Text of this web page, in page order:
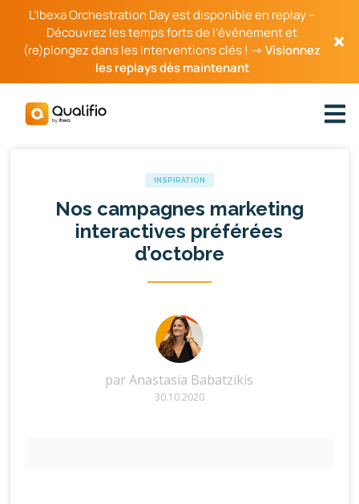
L’Ibexa Orchestration Day est disponible en replay –
Découvrez les temps forts de l’événement et
(re)plongez dans les interventions clés ! →Visionnez
les replays dès maintenant
INSPIRATION
Nos campagnes marketing
interactives préférées
d’octobre
parAnastasia Babatzikis
30.10.2020